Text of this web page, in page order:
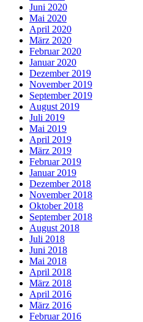
Juni 2020
Mai 2020
April 2020
März 2020
Februar 2020
Januar 2020
Dezember 2019
November 2019
September 2019
August 2019
Juli 2019
Mai 2019
April 2019
März 2019
Februar 2019
Januar 2019
Dezember 2018
November 2018
Oktober 2018
September 2018
August 2018
Juli 2018
Juni 2018
Mai 2018
April 2018
März 2018
April 2016
März 2016
Februar 2016